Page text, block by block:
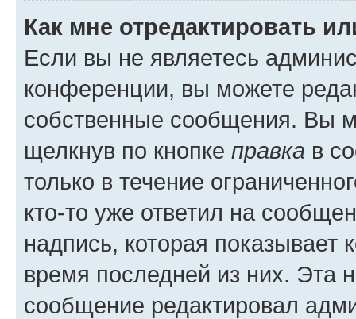
Как мне отредактировать
Если вы не являетесь
конференции, вы можете
собственные сообщения. Вы
щелкнув по кнопке правка в
только в течение
кто-то уже ответил на
надпись, которая показывает
время последней из них. Эта
сообщение редактировал